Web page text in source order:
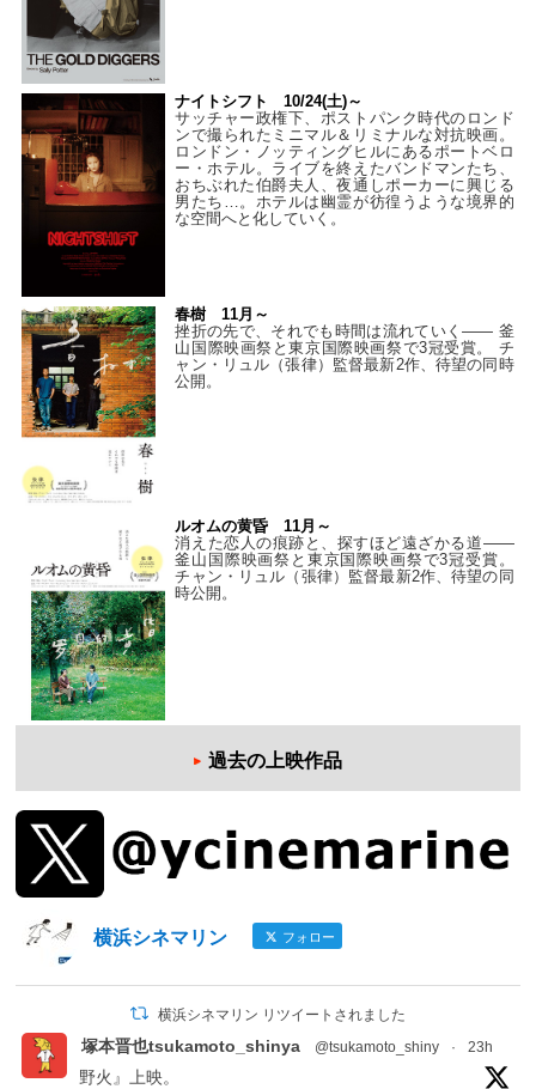
ナイトシフト 10/24(土)～
サッチャー政権下、ポストパンク時代のロンド
ンで撮られたミニマル＆リミナルな対抗映画。
ロンドン・ノッティングヒルにあるポートベロ
ー・ホテル。ライブを終えたバンドマンたち、
おちぶれた伯爵夫人、夜通しポーカーに興じる
男たち…。ホテルは幽霊が彷徨うような境界的
な空間へと化していく。
春樹 11月～
挫折の先で、それでも時間は流れていく—— 釜
山国際映画祭と東京国際映画祭で3冠受賞。 チ
ャン・リュル（張律）監督最新2作、待望の同時
公開。
ルオムの黄昏 11月～
消えた恋人の痕跡と、探すほど遠ざかる道——
釜山国際映画祭と東京国際映画祭で3冠受賞。
チャン・リュル（張律）監督最新2作、待望の同
時公開。
過去の上映作品
横浜シネマリン フォロー
横浜シネマリン リツイートされました
塚本晋也tsukamoto_shinya @tsukamoto_shiny · 23h
野火』上映。